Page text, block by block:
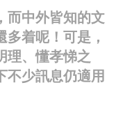
而中外皆知的文
着呢！可是，
理、懂孝悌之
不少訊息仍適用